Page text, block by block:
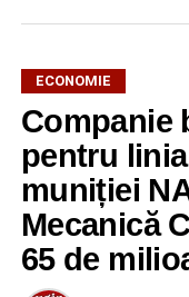
ECONOMIE
Companie
pentru
muniției
Mecanică
65 de